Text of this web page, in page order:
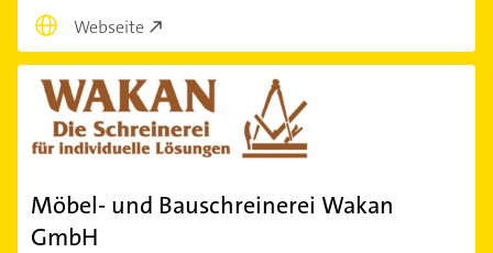
Webseite
Möbel- und Bauschreinerei Wakan
GmbH